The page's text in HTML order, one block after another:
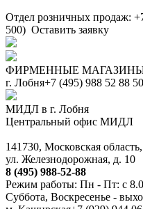
Отдел розничных продаж:
500) Оставить заявку
ФИРМЕННЫЕ
г. Лобня+7 (495) 988 52 88
МИДЛ в г. Лобня
Центральный офис МИДЛ
141730, Московская
ул. Железнодорожная, д. 10
8 (495) 988-52-88
Режим работы: Пн - Пт: с
Суббота, Воскресенье -